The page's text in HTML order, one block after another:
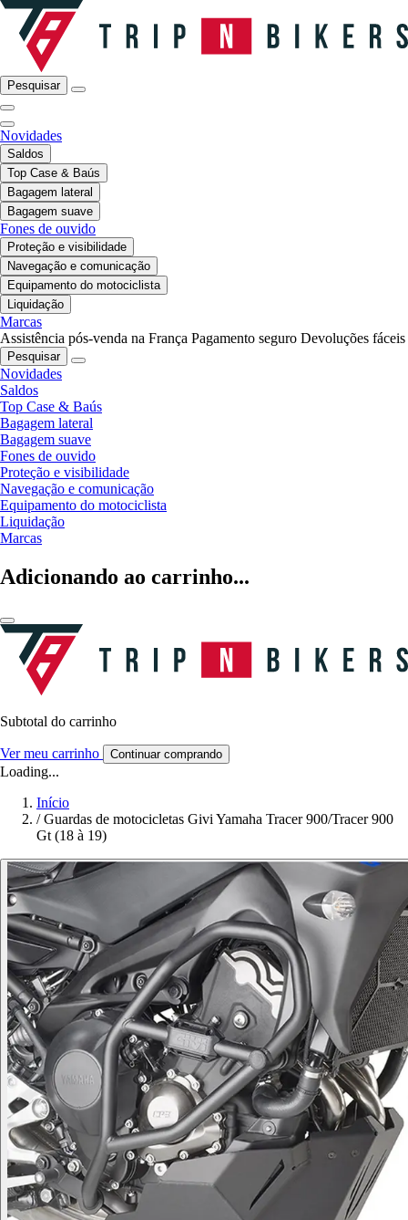
Pesquisar
Novidades
Saldos
Top Case & Baús
Bagagem lateral
Bagagem suave
Fones de ouvido
Proteção e visibilidade
Navegação e comunicação
Equipamento do motociclista
Liquidação
Marcas
Assistência pós-venda na França Pagamento seguro Devoluções fáceis
Pesquisar
Novidades
Saldos
Top Case & Baús
Bagagem lateral
Bagagem suave
Fones de ouvido
Proteção e visibilidade
Navegação e comunicação
Equipamento do motociclista
Liquidação
Marcas
Adicionando ao carrinho...
Subtotal do carrinho
Ver meu carrinho Continuar comprando
Loading...
Início
/ Guardas de motocicletas Givi Yamaha Tracer 900/Tracer 900
Gt (18 à 19)